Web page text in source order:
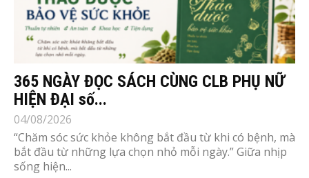
365 NGÀY ĐỌC SÁCH CÙNG CLB PHỤ NỮ
HIỆN ĐẠI số...
04/08/2026
“Chăm sóc sức khỏe không bắt đầu từ khi có bệnh, mà
bắt đầu từ những lựa chọn nhỏ mỗi ngày.” Giữa nhịp
sống hiện...